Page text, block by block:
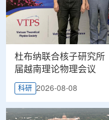
杜布纳联合核子研究所
届越南理论物理会议
科研 2026-08-08